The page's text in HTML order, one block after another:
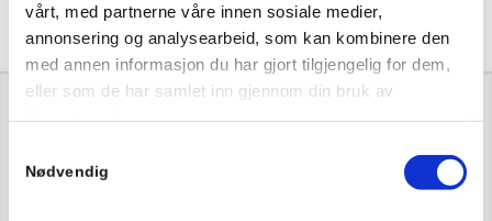
vårt, med partnerne våre innen sosiale medier,
annonsering og analysearbeid, som kan kombinere den
med annen informasjon du har gjort tilgjengelig for dem,
eller som de har samlet inn gjennom din bruk av
Nødvendig
HVA VÅRE KUNDER SIER